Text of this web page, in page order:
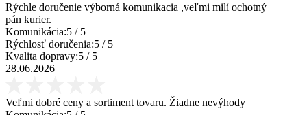
Rýchle doručenie výborná komunikacia ,veľmi milí ochotný
pán kurier.
Komunikácia:5 / 5
Rýchlosť doručenia:5 / 5
Kvalita dopravy:5 / 5
28.06.2026
Veľmi dobré ceny a sortiment tovaru. Žiadne nevýhody